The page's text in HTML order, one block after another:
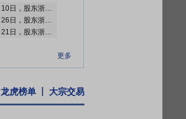
2026年06月13日公布2026年05月27日至2026年06月10日，股东浙江省兴合集团有限责任公司增持1笔，增持179.94万股
2026年05月28日公布2026年05月26日至2026年05月26日，股东浙江省兴合集团有限责任公司增持1笔，增持61.77万股
2026年05月26日公布2026年04月28日至2026年05月21日，股东浙江省兴合集团有限责任公司增持1笔，增持445.1339万股
更多
更多
龙虎榜单 大宗交易